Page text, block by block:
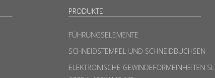
PRODUKTE
FÜHRUNGSELEMENTE
SCHNEIDSTEMPEL UND SCHNEIDBUCHSEN
ELEKTRONISCHE GEWINDEFORMEINHEITEN SL